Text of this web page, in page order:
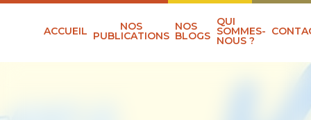
ACCUEIL NOS
PUBLICATIONS
NOS
BLOGS
QUI
SOMMES-
NOUS ?